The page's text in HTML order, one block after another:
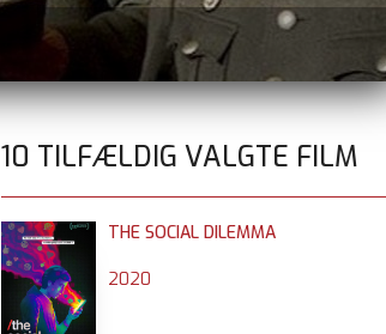
10 TILFÆLDIG VALGTE FILM
THE SOCIAL DILEMMA
2020